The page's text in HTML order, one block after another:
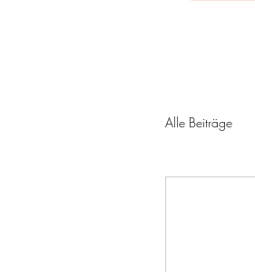
Alle Beiträge